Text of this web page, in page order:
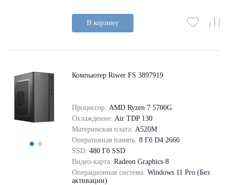
В корзину
Компьютер Riwer FS 3897919
Процессор: AMD Ryzen 7 5700G
Охлаждение: Air TDP 130
Материнская плата: A520M
Оперативная память: 8 Гб D4 2666
SSD: 480 Гб SSD
Видео-карта: Radeon Graphics 8
Операционная система: Windows 11 Pro (Без
активации)